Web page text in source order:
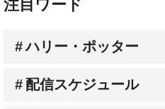
ハリー・ポッター
配信スケジュール
Prime Video